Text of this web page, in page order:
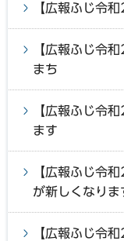
【広報ふじ令
【広報ふじ令
まち
【広報ふじ令
ます
【広報ふじ令
が新しくなりま
【広報ふじ令